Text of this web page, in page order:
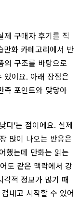
제 구매자 후기를 직
만화 카테고리에서 반
의 구조를 바탕으로
있어요. 아래 장점은
족 포인트와 맞닿아
다’는 점이에요. 실제
많이 나오는 반응은
했는데 만화는 읽는
도 같은 맥락에서 강
각적 정보가 많기 때
내고 시작할 수 있어